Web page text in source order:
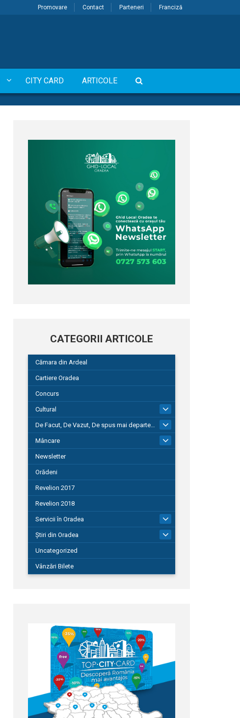
Promovare Contact Parteneri Franciză
CITY CARD ARTICOLE
CATEGORII ARTICOLE
Cămara din Ardeal
Cartiere Oradea
Concurs
Cultural
De Facut, De Vazut, De spus mai departe…
580
Mâncare
Newsletter
Orădeni
Revelion 2017
Revelion 2018
Servicii în Oradea
104
Știri din Oradea
1.127
Uncategorized
Vânzări Bilete